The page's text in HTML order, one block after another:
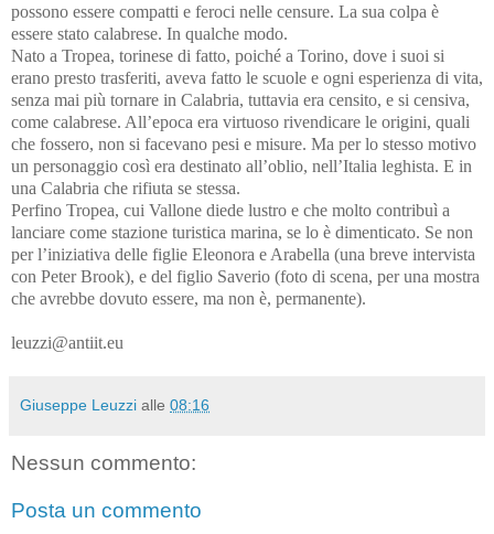
possono essere compatti e feroci nelle censure. La sua colpa è
essere stato calabrese. In qualche modo.
Nato a Tropea, torinese di fatto, poiché a Torino, dove i suoi si
erano presto trasferiti, aveva fatto le scuole e ogni esperienza di vita,
senza mai più tornare in Calabria, tuttavia era censito, e si censiva,
come calabrese. All’epoca era virtuoso rivendicare le origini, quali
che fossero, non si facevano pesi e misure. Ma per lo stesso motivo
un personaggio così era destinato all’oblio, nell’Italia leghista. E in
una Calabria che rifiuta se stessa.
Perfino Tropea, cui Vallone diede lustro e che molto contribuì a
lanciare come stazione turistica marina, se lo è dimenticato. Se non
per l’iniziativa delle figlie Eleonora e Arabella (una breve intervista
con Peter Brook), e del figlio Saverio (foto di scena, per una mostra
che avrebbe dovuto essere, ma non è, permanente).
leuzzi@antiit.eu
Giuseppe Leuzzi alle 08:16
Nessun commento:
Posta un commento